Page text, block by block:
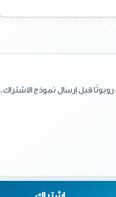
قبل إرسال نموذج الاشتراك.